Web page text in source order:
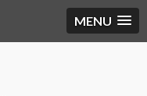
MENU